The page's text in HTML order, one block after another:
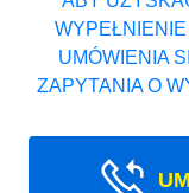
UMÓWIENIA
ZAPYTANIA O